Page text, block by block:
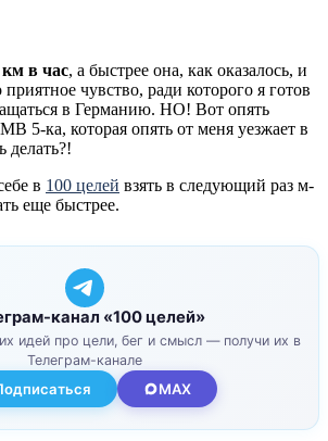
км в час, а быстрее она, как оказалось, и
чувство, ради которого я готов
в Германию. НО! Вот опять
5-ка, которая опять от меня уезжает в
делать?!
в 100 целей взять в следующий раз м-
еще быстрее.
канал «100 целей»
идей про цели, бег и смысл — получи их в
Телеграм-канале
MAX